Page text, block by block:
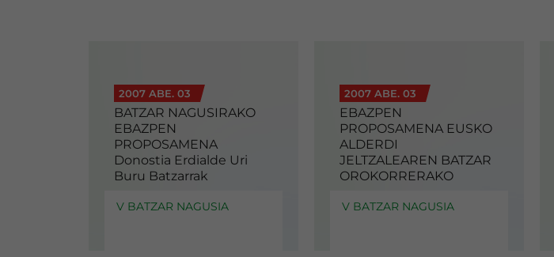
2007 ABE. 03
BATZAR NAGUSIRAKO
EBAZPEN
PROPOSAMENA
Donostia Erdialde Uri
Buru Batzarrak
V BATZAR NAGUSIA
2007 ABE. 03
EBAZPEN
PROPOSAMENA EUSKO
ALDERDI
JELTZALEAREN BATZAR
OROKORRERAKO
V BATZAR NAGUSIA